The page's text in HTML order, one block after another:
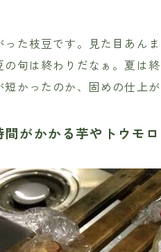
った枝豆です。見た目あん
の旬は終わりだなぁ。夏は
かったのか、固めの仕上
間がかかる芋やトウモ